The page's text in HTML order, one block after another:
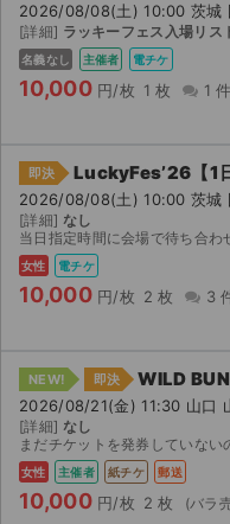
2026/08/08(土) 10:00 茨城
[詳細] ラッキーフェス入場リス
名義なし 主催者 電チケ
10,000 円/枚 1 枚 1 件
即決 LuckyFes’26【1
2026/08/08(土) 10:00 茨城
[詳細] なし
当日指定時間に会場で待ち合わせし、同時に入
女性 電チケ
10,000 円/枚 2 枚 3
NEW! 即決 WILD
2026/08/21(金) 11:30 山口
[詳細] なし
まだチケットを発券していないので、
女性 主催者 紙チケ 郵送
10,000 円/枚 2 枚